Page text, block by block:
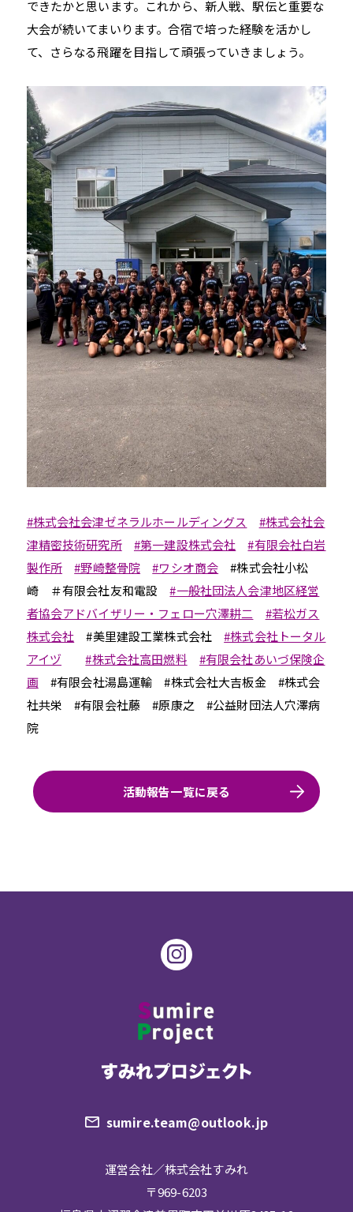
できたかと思います。これから、新人戦、駅伝と重要な
大会が続いてまいります。合宿で培った経験を活かし
て、さらなる飛躍を目指して頑張っていきましょう。
#株式会社会津ゼネラルホールディングス
#株式会社会
津精密技術研究所
#第一建設株式会社
#有限会社白岩
製作所
#野崎整骨院 #ワシオ商会 #株式会社小松
崎 ＃有限会社友和電設#一般社団法人会津地区経営
者協会アドバイザリー・フェロー穴澤耕二
#若松ガス
株式会社 #美里建設工業株式会社#株式会社トータル
アイヅ
#株式会社高田燃料
#有限会社あいづ保険企
画#有限会社湯島運輸 #株式会社大吉板金 #株式会
社共栄 #有限会社藤 #原康之 #公益財団法人穴澤病
院
活動報告一覧に戻る
sumire.team@outlook.jp
運営会社／株式会社すみれ
〒969-6203